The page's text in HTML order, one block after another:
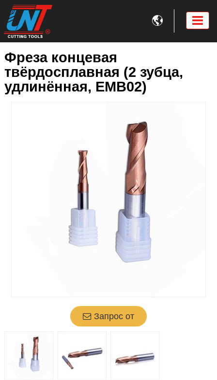

Фреза концевая
твёрдосплавная (2 зубца,
удлинённая, EMB02)
Запрос от